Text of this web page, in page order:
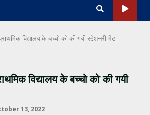
प्राथमिक विद्यालय के बच्चो को की गयी स्टेशनरी भेंट
विद्यालय के बच्चो को की गयी
13, 2022